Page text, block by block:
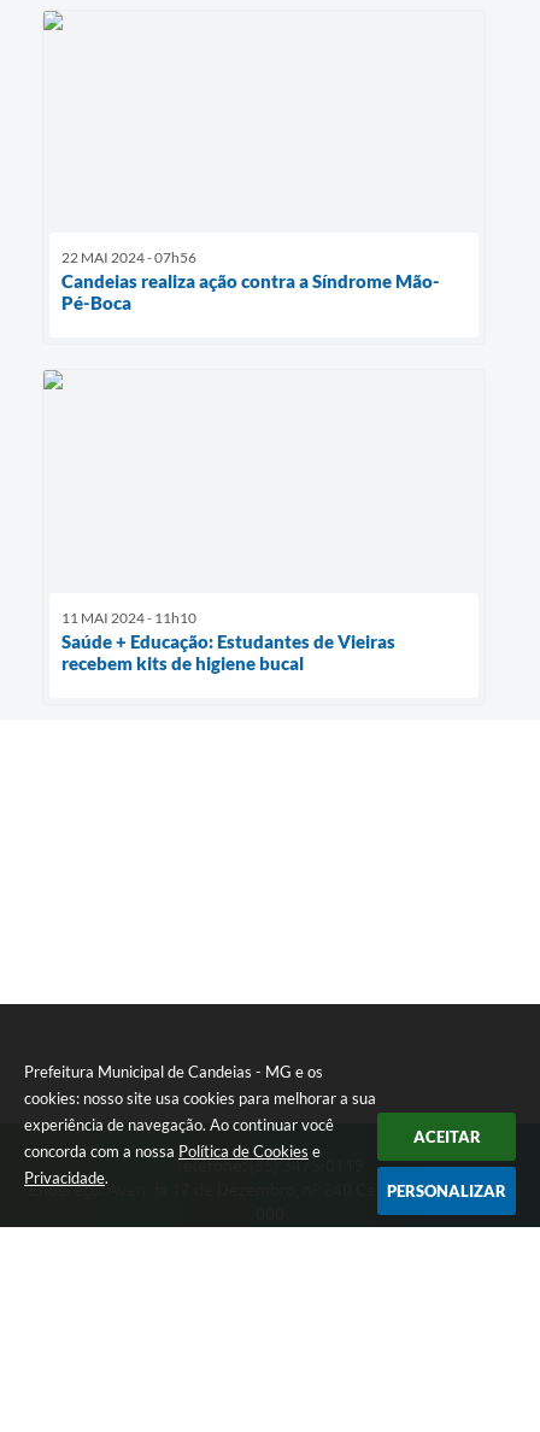
Prefeitura Municipal de Candeias - MG e os
cookies: nosso site usa cookies para melhorar a sua
experiência de navegação. Ao continuar você
concorda com a nossa Política de Cookies e
Privacidade.
ACEITAR
PERSONALIZAR
22 MAI 2024 - 07h56
Candeias realiza ação contra a Síndrome Mão-
Pé-Boca
11 MAI 2024 - 11h10
Saúde + Educação: Estudantes de Vieiras
recebem kits de higiene bucal
Telefone: (35) 3475-0119
Endereço: Avenida 17 de Dezembro, nº 240 Centro | CEP: 37280-